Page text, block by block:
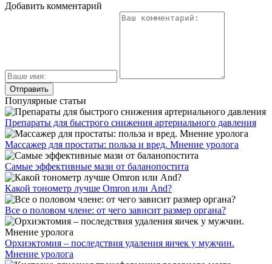
Добавить комментарий
Популярные статьи
Препараты для быстрого снижения артериального давления
Массажер для простаты: польза и вред. Мнение уролога
Самые эффективные мази от баланопостита
Какой тонометр лучше Omron или And?
Все о половом члене: от чего зависит размер органа?
Орхиэктомия – последствия удаления яичек у мужчин.
Мнение уролога